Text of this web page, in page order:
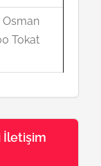
Osman
Tokat
İletişim